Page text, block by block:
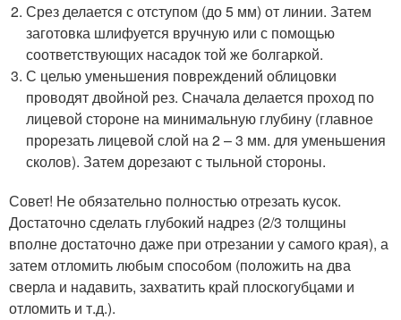
Срез делается с отступом (до 5 мм) от линии. Затем
заготовка шлифуется вручную или с помощью
соответствующих насадок той же болгаркой.
С целью уменьшения повреждений облицовки
проводят двойной рез. Сначала делается проход по
лицевой стороне на минимальную глубину (главное
прорезать лицевой слой на 2 – 3 мм. для уменьшения
сколов). Затем дорезают с тыльной стороны.
Совет! Не обязательно полностью отрезать кусок.
Достаточно сделать глубокий надрез (2/3 толщины
вполне достаточно даже при отрезании у самого края), а
затем отломить любым способом (положить на два
сверла и надавить, захватить край плоскогубцами и
отломить и т.д.).